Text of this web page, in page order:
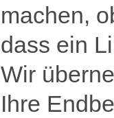
machen,
dass ein
Wir
Ihre